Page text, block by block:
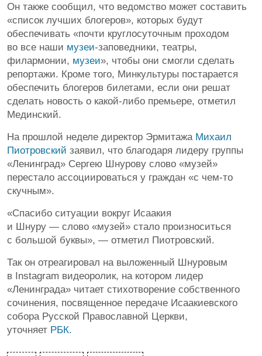
Он также сообщил, что ведомство может составить
«список лучших блогеров», которых будут
обеспечивать «почти круглосуточным проходом
во все наши музеи-заповедники, театры,
филармонии, музеи», чтобы они смогли сделать
репортажи. Кроме того, Минкультуры постарается
обеспечить блогеров билетами, если они решат
сделать новость о какой-либо премьере, отметил
Мединский.
На прошлой неделе директор Эрмитажа Михаил
Пиотровский заявил, что благодаря лидеру группы
«Ленинград» Сергею Шнурову слово «музей»
перестало ассоциироваться у граждан «с чем-то
скучным».
«Спасибо ситуации вокруг Исаакия
и Шнуру — слово «музей» стало произноситься
с большой буквы», — отметил Пиотровский.
Так он отреагировал на выложенный Шнуровым
в Instagram видеоролик, на котором лидер
«Ленинграда» читает стихотворение собственного
сочинения, посвященное передаче Исаакиевского
собора Русской Православной Церкви,
уточняет РБК.